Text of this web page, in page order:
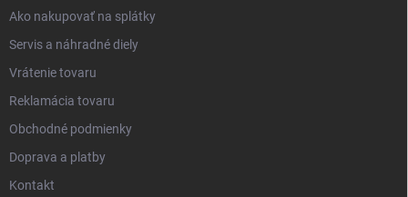
Ako nakupovať na splátky
Servis a náhradné diely
Vrátenie tovaru
Reklamácia tovaru
Obchodné podmienky
Doprava a platby
Kontakt